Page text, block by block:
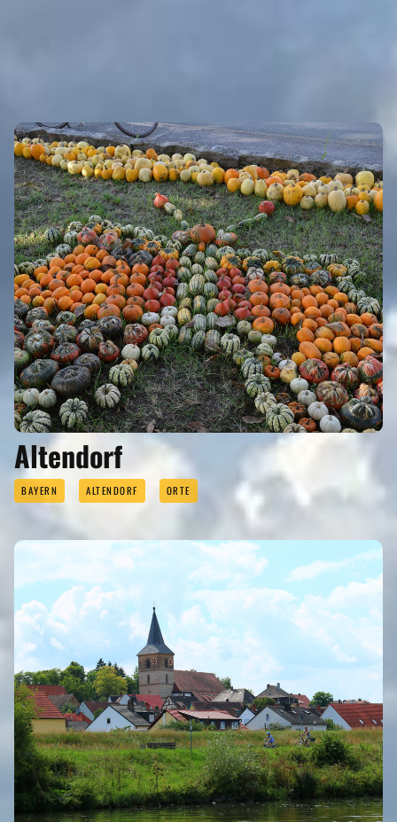
Altendorf
BAYERN ALTENDORF ORTE